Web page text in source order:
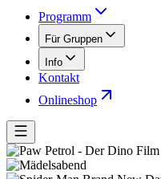
Programm
Für Gruppen
Info
Kontakt
Onlineshop